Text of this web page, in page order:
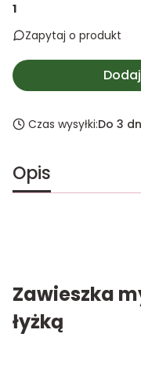
1
Zapytaj o produkt
Czas wysyłki:Do 3
Opis
Zawieszka
łyżką